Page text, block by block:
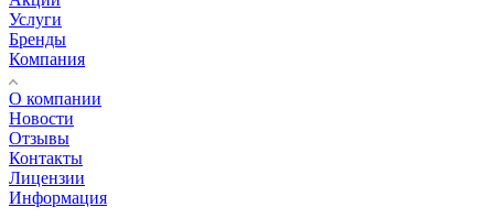
Услуги
Бренды
Компания
О компании
Новости
Отзывы
Контакты
Лицензии
Информация